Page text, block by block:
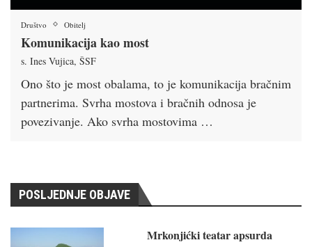
Društvo Obitelj
Komunikacija kao most
s. Ines Vujica, ŠSF
Ono što je most obalama, to je komunikacija bračnim
partnerima. Svrha mostova i bračnih odnosa je
povezivanje. Ako svrha mostovima …
POSLJEDNJE OBJAVE
Mrkonjićki teatar apsurda